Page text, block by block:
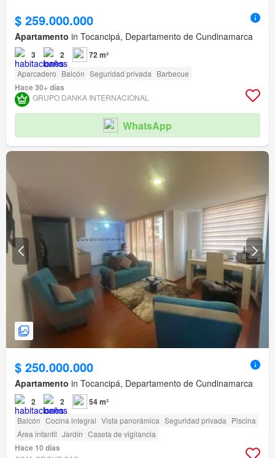
$ 259.000.000
Apartamento in Tocancipá, Departamento de Cundinamarca
3 2 72 m²
Aparcadero Balcón Seguridad privada Barbecue
Hace 30+ días
GRUPO DANKA INTERNACIONAL
WhatsApp
$ 250.000.000
Apartamento in Tocancipá, Departamento de Cundinamarca
2 2 54 m²
Balcón Cocina integral Vista panorámica Seguridad privada Piscina
Área infantil Jardín Caseta de vigilancia
Hace 10 días